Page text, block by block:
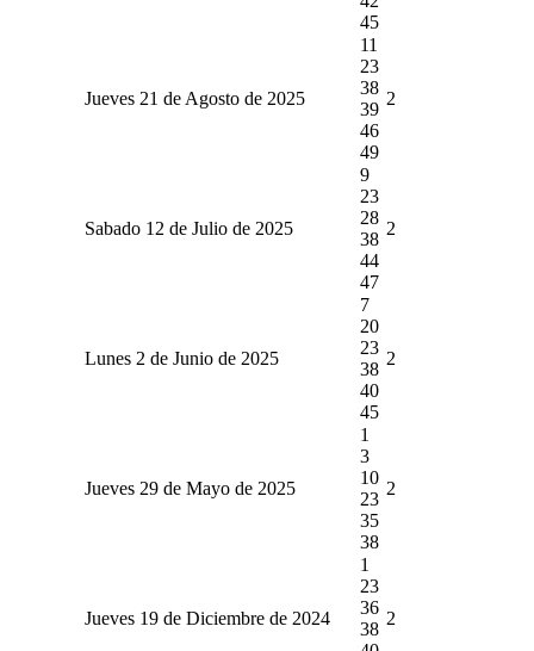
45
Jueves 21 de Agosto de 2025
11
23
38
39
46
49
2
Sabado 12 de Julio de 2025
9
23
28
38
44
47
2
Lunes 2 de Junio de 2025
7
20
23
38
40
45
2
Jueves 29 de Mayo de 2025
1
3
10
23
35
38
2
Jueves 19 de Diciembre de 2024
1
23
36
38
2